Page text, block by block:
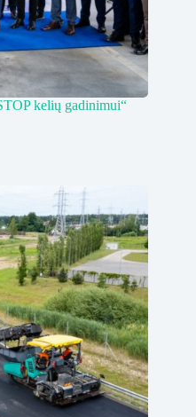
kelių gadinimui“